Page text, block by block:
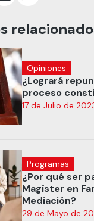
Opiniones
¿Logrará
proceso
17 de Julio de
Programas
¿Por qué ser
Magíster en
Mediación?
29 de Mayo de